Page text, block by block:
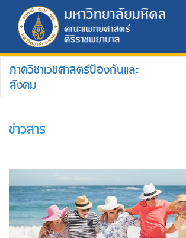
ภาควิชาเวชศาสตร์ป้องกันและ
สังคม
ข่าวสาร